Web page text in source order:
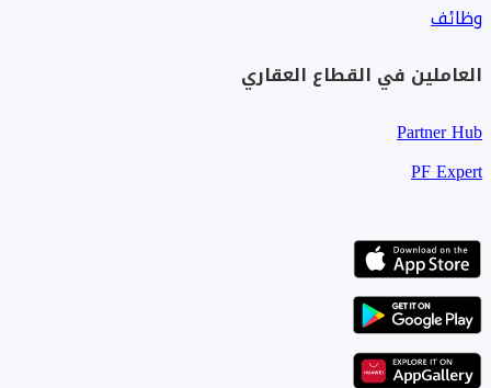
وظائف
العاملين في القطاع العقاري
Partner Hub
PF Expert